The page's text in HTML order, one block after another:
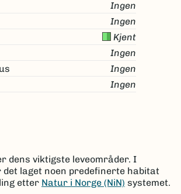
Ingen
Ingen
Kjent
Ingen
Ingen
Ingen
dens viktigste leveområder. I
laget noen predefinerte habitat
etter Natur i Norge (NiN) systemet.